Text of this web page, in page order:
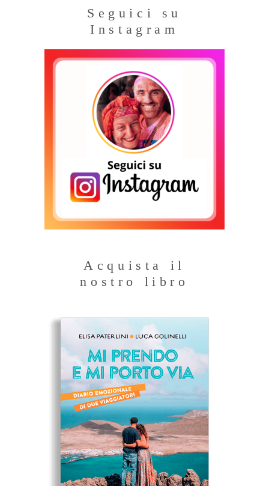
Seguici su
Instagram
Acquista il
nostro libro